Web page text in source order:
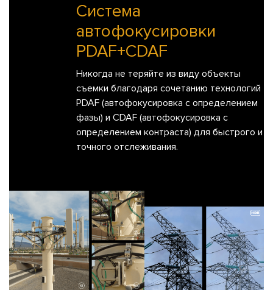
Система
автофокусировки
PDAF+CDAF
Никогда не теряйте из виду объекты
съемки благодаря сочетанию технологий
PDAF (автофокусировка с определением
фазы) и CDAF (автофокусировка с
определением контраста) для быстрого и
точного отслеживания.